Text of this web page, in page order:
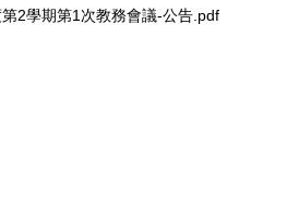
第2學期第1次教務會議-公告.pdf